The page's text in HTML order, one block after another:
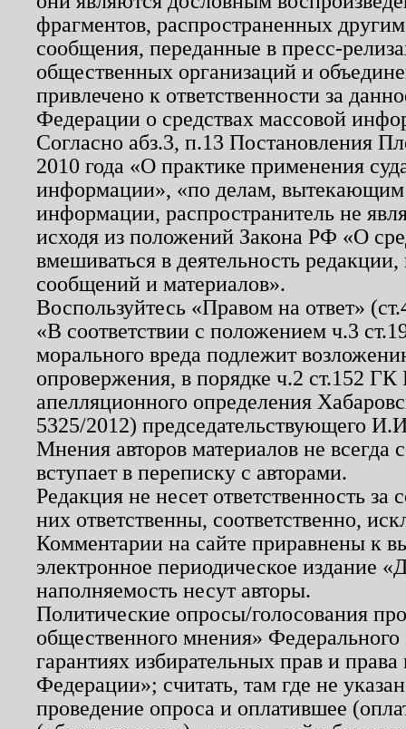
фрагментов, распространенных
сообщения, переданные в пресс-
общественных организаций и
привлечено к ответственности за
Федерации о средствах массовой
Согласно абз.3, п.13 Постановления
2010 года «О практике применения
информации», «по делам, вытекающим
информации, распространитель не
исходя из положений Закона РФ «О
вмешиваться в деятельность
сообщений и материалов».
Воспользуйтесь «Правом на ответ»
«В соответствии с положением ч.3
морального вреда подлежит
опровержения, в порядке ч.2 ст.152
апелляционного определения
5325/2012) председательствующего
Мнения авторов материалов не
вступает в переписку с авторами.
Редакция не несет ответственность
них ответственны, соответственно,
Комментарии на сайте приравнены к
электронное периодическое издание
наполняемость несут авторы.
Политические опросы/голосования
общественного мнения»
гарантиях избирательных прав и
Федерации»; считать, там где не
проведение опроса и оплатившее